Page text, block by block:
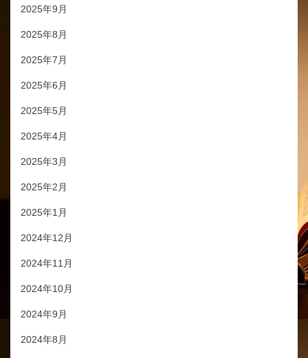
2025年9月
2025年8月
2025年7月
2025年6月
2025年5月
2025年4月
2025年3月
2025年2月
2025年1月
2024年12月
2024年11月
2024年10月
2024年9月
2024年8月